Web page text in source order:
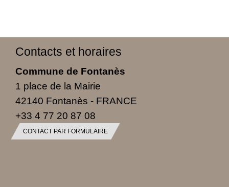
Contacts et horaires
Commune de Fontanès
1 place de la Mairie
42140 Fontanès - FRANCE
+33 4 77 20 87 08
CONTACT PAR FORMULAIRE